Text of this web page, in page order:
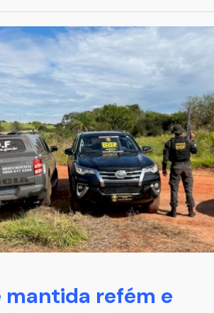
mantida refém e